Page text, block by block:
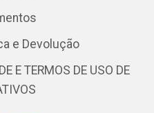
e Devolução
E TERMOS DE USO DE